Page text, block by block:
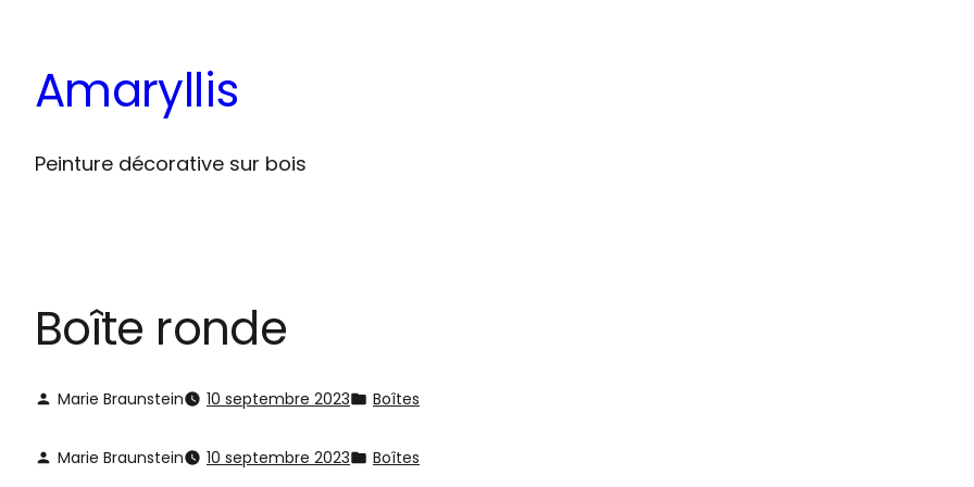
contenu
Amaryllis
Peinture décorative sur bois
Boîte ronde
Marie Braunstein 10 septembre 2023 Boîtes
Marie Braunstein 10 septembre 2023 Boîtes